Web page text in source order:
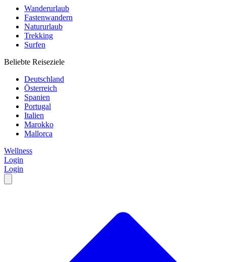
Wanderurlaub
Fastenwandern
Natururlaub
Trekking
Surfen
Beliebte Reiseziele
Deutschland
Österreich
Spanien
Portugal
Italien
Marokko
Mallorca
Wellness
Login
Login